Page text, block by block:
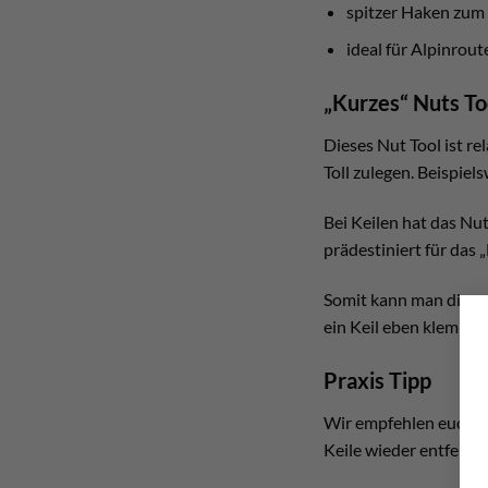
spitzer Haken
ideal für
„Kurzes“ Nuts
Dieses Nut Tool ist
Toll zulegen.
Bei Keilen hat das
prädestiniert für das
Somit kann man
ein Keil eben klemmt.
Praxis Tipp
Wir empfehlen euch
Keile wieder